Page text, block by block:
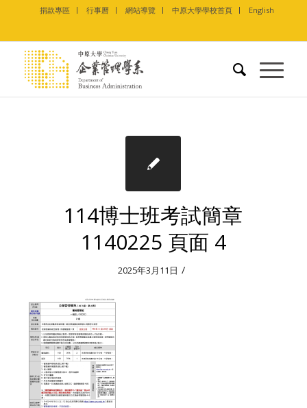
捐款專區 行事曆 網站導覽 中原大學學校首頁 English
114博士班考試簡章
1140225 頁面 4
2025年3月11日 /